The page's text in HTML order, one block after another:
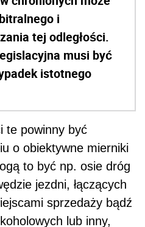
i
tej odległości.
musi być
istotnego
te powinny być
o obiektywne mierniki
to być np. osie dróg
jezdni, łączących
sprzedaży bądź
lub inny,